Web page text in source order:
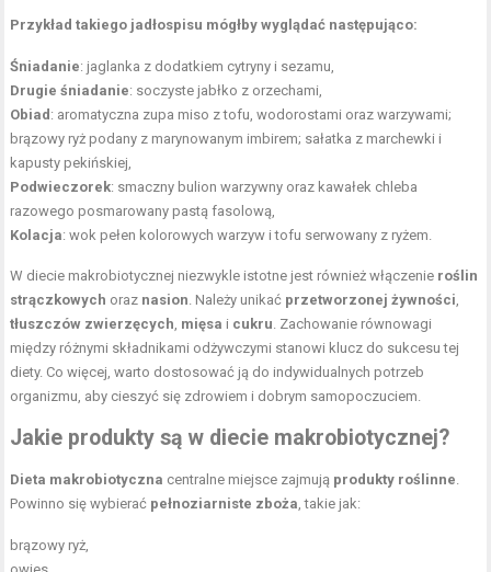
Przykład takiego jadłospisu mógłby wyglądać następująco:
Śniadanie: jaglanka z dodatkiem cytryny i sezamu,
Drugie śniadanie: soczyste jabłko z orzechami,
Obiad : aromatyczna zupa miso z tofu, wodorostami oraz warzywami;
brązowy ryż podany z marynowanym imbirem; sałatka z marchewki i
kapusty pekińskiej,
Podwieczorek: smaczny bulion warzywny oraz kawałek chleba
razowego posmarowany pastą fasolową,
Kolacja: wok pełen kolorowych warzyw i tofu serwowany z ryżem.
W diecie makrobiotycznej niezwykle istotne jest również włączenie roślin
strączkowych oraz nasion. Należy unikać przetworzonej żywności,
tłuszczów zwierzęcych, mięsa i cukru. Zachowanie równowagi
między różnymi składnikami odżywczymi stanowi klucz do sukcesu tej
diety. Co więcej, warto dostosować ją do indywidualnych potrzeb
organizmu, aby cieszyć się zdrowiem i dobrym samopoczuciem.
Jakie produkty są w diecie makrobiotycznej?
Dieta makrobiotyczna centralne miejsce zajmują produkty roślinne.
Powinno się wybierać pełnoziarniste zboża, takie jak:
brązowy ryż,